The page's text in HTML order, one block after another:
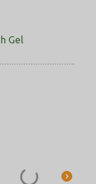
Gel